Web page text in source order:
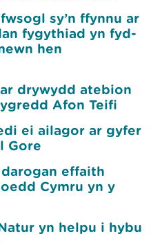
sy’n ffynnu ar
fygythiad yn fyd-
hen
drywydd atebion
Afon Teifi
ei ailagor ar gyfer
Gore
effaith
Cymru yn y
yn helpu i hybu